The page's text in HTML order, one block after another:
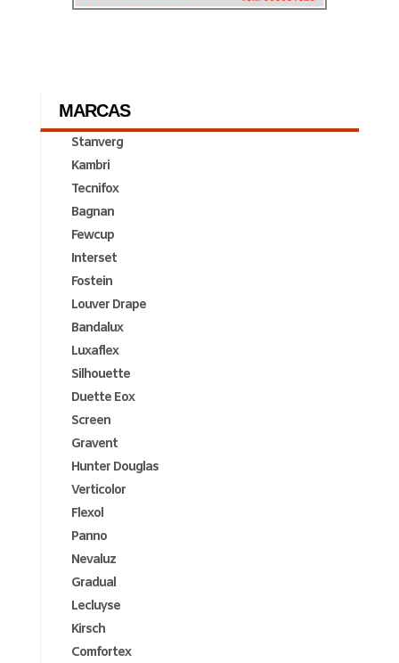
MARCAS
Stanverg
Kambri
Tecnifox
Bagnan
Fewcup
Interset
Fostein
Louver Drape
Bandalux
Luxaflex
Silhouette
Duette Eox
Screen
Gravent
Hunter Douglas
Verticolor
Flexol
Panno
Nevaluz
Gradual
Lecluyse
Kirsch
Comfortex